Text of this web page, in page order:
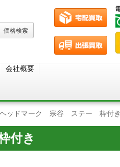
会社概要
ッドマーク 宗谷 ステー 枠付き
付き